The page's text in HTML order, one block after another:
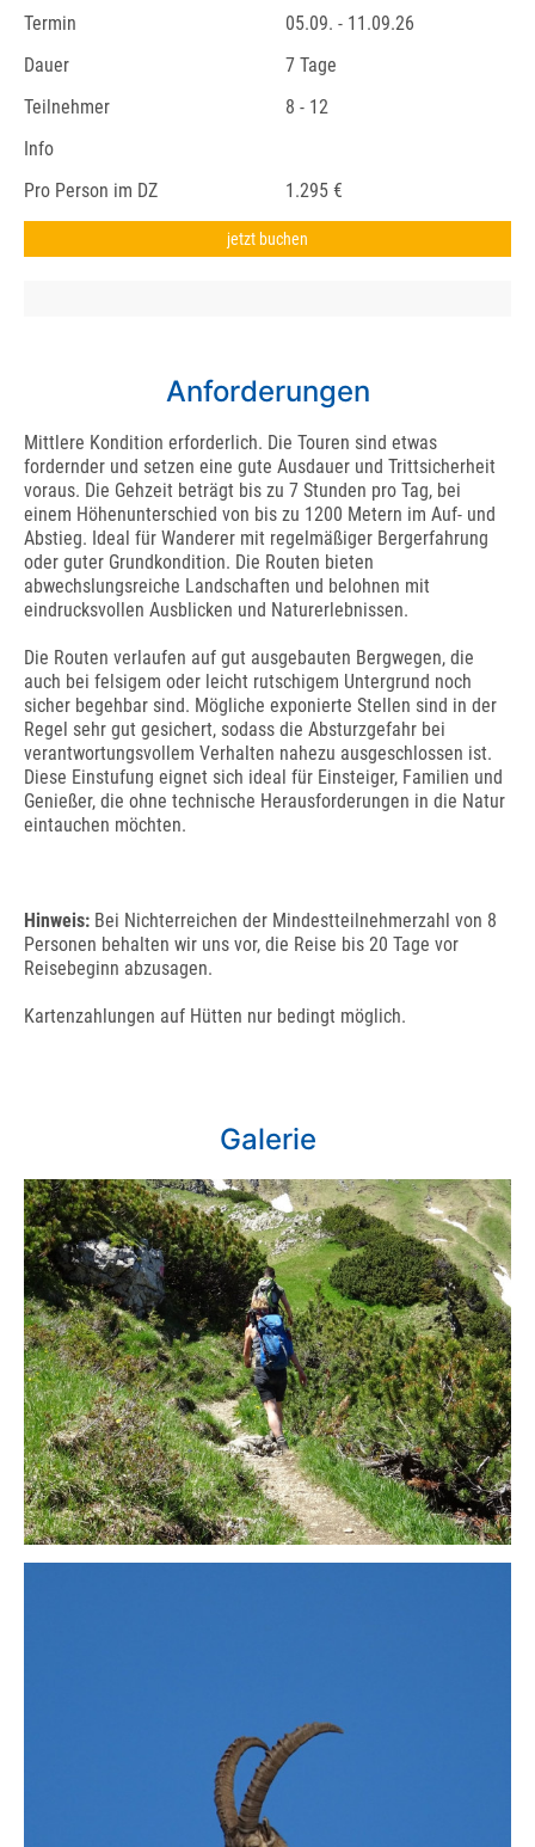
Termin
05.09. - 11.09.26
Dauer
7 Tage
Teilnehmer
8 - 12
Info
Pro Person im DZ
1.295 €
jetzt buchen
Anforderungen
Mittlere Kondition erforderlich. Die Touren sind etwas
fordernder und setzen eine gute Ausdauer und Trittsicherheit
voraus. Die Gehzeit beträgt bis zu 7 Stunden pro Tag, bei
einem Höhenunterschied von bis zu 1200 Metern im Auf- und
Abstieg. Ideal für Wanderer mit regelmäßiger Bergerfahrung
oder guter Grundkondition. Die Routen bieten
abwechslungsreiche Landschaften und belohnen mit
eindrucksvollen Ausblicken und Naturerlebnissen.
Die Routen verlaufen auf gut ausgebauten Bergwegen, die
auch bei felsigem oder leicht rutschigem Untergrund noch
sicher begehbar sind. Mögliche exponierte Stellen sind in der
Regel sehr gut gesichert, sodass die Absturzgefahr bei
verantwortungsvollem Verhalten nahezu ausgeschlossen ist.
Diese Einstufung eignet sich ideal für Einsteiger, Familien und
Genießer, die ohne technische Herausforderungen in die Natur
eintauchen möchten.
Hinweis: Bei Nichterreichen der Mindestteilnehmerzahl von 8
Personen behalten wir uns vor, die Reise bis 20 Tage vor
Reisebeginn abzusagen.
Kartenzahlungen auf Hütten nur bedingt möglich.
Galerie